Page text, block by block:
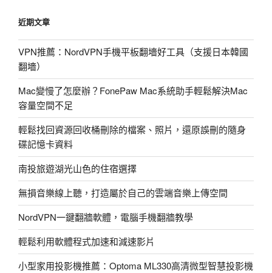
薦
開
極
細
做
筆
記
專
用
Jot
Script（APP
支
援
Evernote）〉
近期文章
VPN推薦：NordVPN手機平板翻墻好工具（支援日本韓國
翻墻）
Mac變慢了怎麼辦？FonePaw Mac系統助手輕鬆解決Mac
容量空間不足
輕鬆找回資源回收桶刪除的檔案、照片，還原誤刪的隨身
碟記憶卡資料
南投旅遊湖光山色的住宿選擇
無損音樂線上聽，打造屬於自己的雲端音樂上傳空間
NordVPN一鍵翻牆軟體，電腦手機翻牆教學
輕鬆利用軟體程式加速和減速影片
小型家用投影機推薦：Optoma ML330高清微型智慧投影機